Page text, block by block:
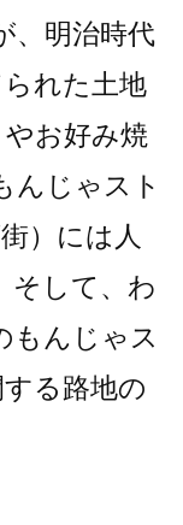
、明治時代
れた土地
お好み焼
んじゃスト
）には人
そして、わ
もんじゃス
る路地の